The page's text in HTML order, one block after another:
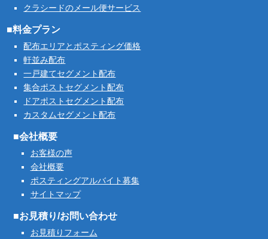
クラシードのメール便サービス
■料金プラン
配布エリアとポスティング価格
軒並み配布
一戸建てセグメント配布
集合ポストセグメント配布
ドアポストセグメント配布
カスタムセグメント配布
■会社概要
お客様の声
会社概要
ポスティングアルバイト募集
サイトマップ
■お見積り/お問い合わせ
お見積りフォーム